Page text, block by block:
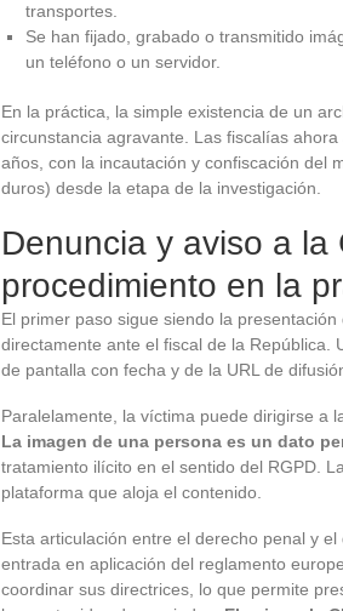
transportes.
Se han fijado, grabado o transmitido
un teléfono o un servidor.
En la práctica, la simple existencia de un
circunstancia agravante. Las fiscalías
años, con la incautación y confiscación del
duros) desde la etapa de la investigación.
Denuncia y aviso a la
procedimiento en la
El primer paso sigue siendo la
directamente ante el fiscal de la República.
de pantalla con fecha y de la URL de
Paralelamente, la víctima puede dirigirse a
La imagen de una persona es un dato
tratamiento ilícito en el sentido del RGPD.
plataforma que aloja el contenido.
Esta articulación entre el derecho penal y
entrada en aplicación del reglamento
coordinar sus directrices, lo que permite